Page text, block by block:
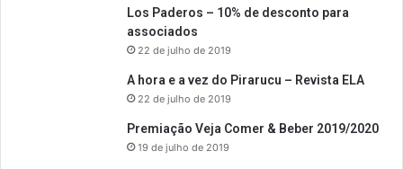
Los Paderos – 10% de desconto para
associados
22 de julho de 2019
A hora e a vez do Pirarucu – Revista ELA
22 de julho de 2019
Premiação Veja Comer & Beber 2019/2020
19 de julho de 2019